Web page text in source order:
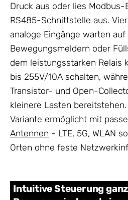
Druck aus oder lies Modbus-
RS485-Schnittstelle aus.
analoge Eingänge warten auf
Bewegungsmeldern oder
dem leistungsstarken Relais
bis 255V/10A schalten,
Transistor- und Open-
kleinere Lasten
Variante ermöglicht mit
Antennen - LTE, 5G, WLAN
Orten ohne feste
Intuitive Steuerung